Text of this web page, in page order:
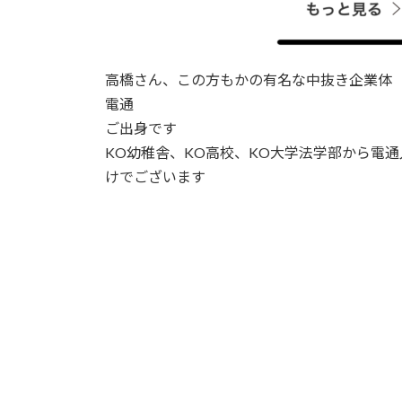
高橋さん、この方もかの有名な中抜き企業体
電通
ご出身です
KO幼稚舎、KO高校、KO大学法学部から電
けでございます